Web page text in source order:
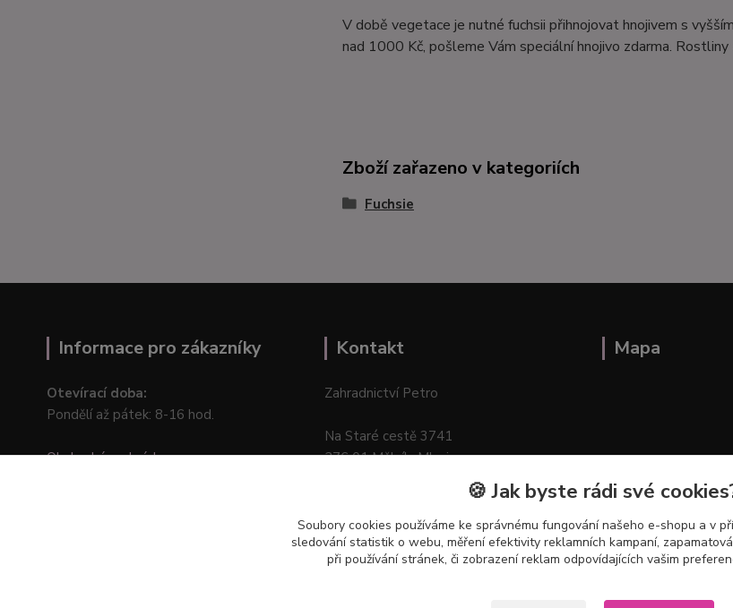
V době vegetace je nutné fuchsii přihnojovat hnojivem s
nad 1000 Kč, pošleme Vám speciální hnojivo zdarma.
Zboží zařazeno v kategoriích
Fuchsie
Informace pro zákazníky
Otevírací doba:
Pondělí až pátek: 8-16 hod.
Obchodní podmínky
Kontakt
Zahradnictví Petro
Na Staré cestě 3741
276 01 Mělník–Mlazice
Mapa
🍪 Jak byste rádi své
Soubory cookies používáme ke správnému fungování našeho e-shopu a v
sledování statistik o webu, měření efektivity reklamních kampaní,
při používání stránek, či zobrazení reklam odpovídajících vašim